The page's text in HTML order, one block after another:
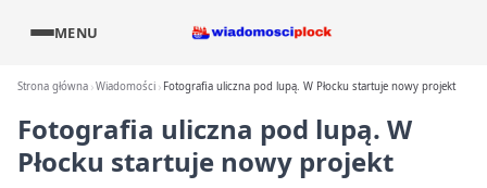
MENU
Strona główna Wiadomości Fotografia uliczna pod lupą. W Płocku startuje nowy projekt
Fotografia uliczna pod lupą. W
Płocku startuje nowy projekt